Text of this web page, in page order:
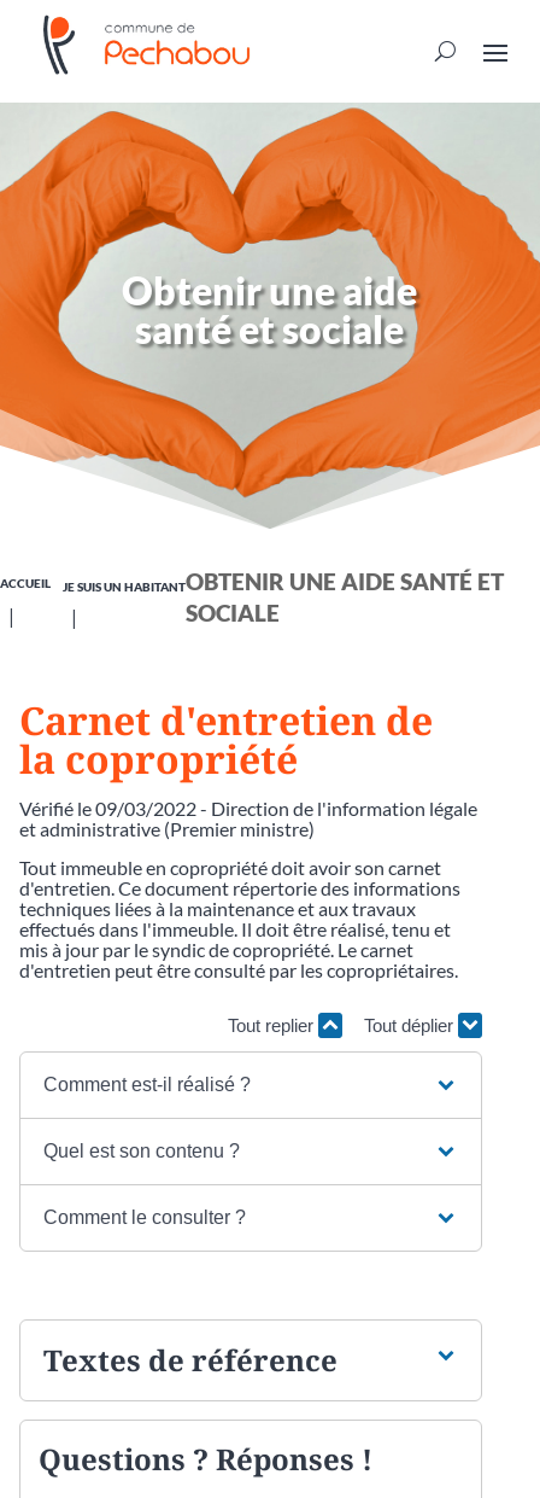
Obtenir une aide
santé et sociale
ACCUEIL JE SUIS UN HABITANTOBTENIR UNE AIDE SANTÉ ET
SOCIALE
Carnet d'entretien de
la copropriété
Vérifié le 09/03/2022 - Direction de l'information légale
et administrative (Premier ministre)
Tout immeuble en copropriété doit avoir son carnet
d'entretien. Ce document répertorie des informations
techniques liées à la maintenance et aux travaux
effectués dans l'immeuble. Il doit être réalisé, tenu et
mis à jour par le syndic de copropriété. Le carnet
d'entretien peut être consulté par les copropriétaires.
Tout replier Tout déplier
Comment est-il réalisé ?
Quel est son contenu ?
Comment le consulter ?
Textes de référence
Questions ? Réponses !